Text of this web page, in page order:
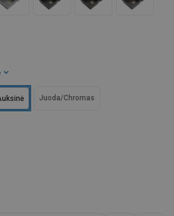
Juoda/Chromas